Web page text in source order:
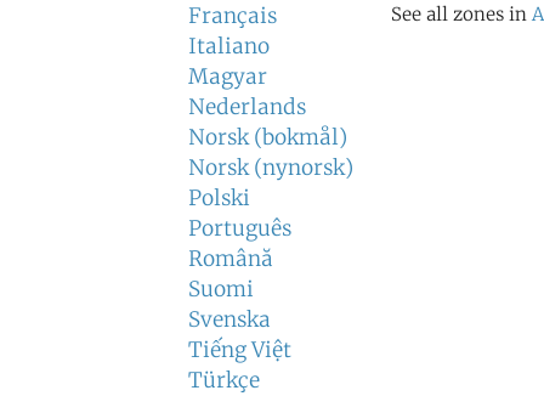
Français
Italiano
Magyar
Nederlands
Norsk (bokmål)
Norsk (nynorsk)
Polski
Português
Română
Suomi
Svenska
Tiếng Việt
Türkçe
See all zones in